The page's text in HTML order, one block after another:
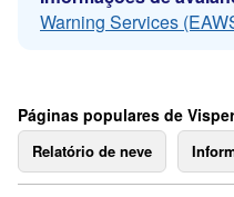
Warning Services
Páginas populares de
Relatório de neve